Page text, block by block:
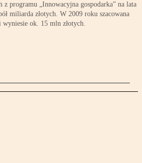
z programu „Innowacyjna gospodarka” na lata
miliarda złotych. W 2009 roku szacowana
ok. 15 mln złotych.